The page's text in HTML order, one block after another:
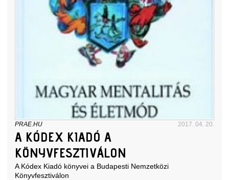
PRAE.HU 2017. 04. 20.
A KÓDEX KIADÓ A
KÖNYVFESZTIVÁLON
A Kódex Kiadó könyvei a Budapesti Nemzetközi
Könyvfesztiválon